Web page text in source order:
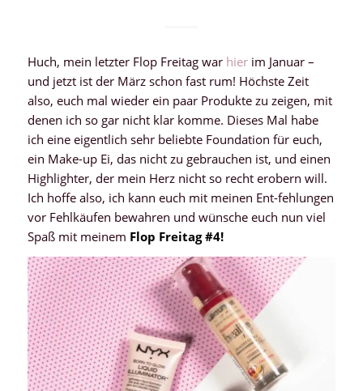
Huch, mein letzter Flop Freitag war hierim Januar –
und jetzt ist der März schon fast rum! Höchste Zeit
also, euch mal wieder ein paar Produkte zu zeigen, mit
denen ich so gar nicht klar komme. Dieses Mal habe
ich eine eigentlich sehr beliebte Foundation für euch,
ein Make-up Ei, das nicht zu gebrauchen ist, und einen
Highlighter, der mein Herz nicht so recht erobern will.
Ich hoffe also, ich kann euch mit meinen Ent-fehlungen
vor Fehlkäufen bewahren und wünsche euch nun viel
Spaß mit meinem Flop Freitag #4!